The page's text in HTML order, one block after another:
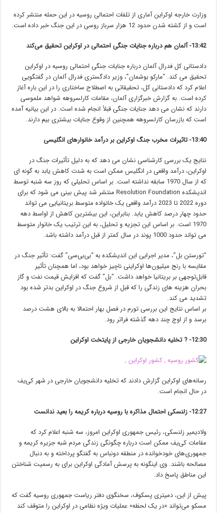
وزارت خارجه اوکراین آماری از تلفات احتمالی روسیه در این حمله منتشر کرده
است و از کشته شدن حدود 12 هزار سرباز روسی در این جنگ خبر داده است.
13:42- آلمان هم درباره جنایات جنگی احتمالی در اوکراین تحقیق می‌کند
دادستانی کل فدرال آلمان درباره جنایات جنگی احتمالی روسیه در اوکراین
تحقیق می کند. “مارکو بوشمان”، وزیر دادگستری فدرال آلمان در گفتگویی
اعلام کرد که دادستانی کل، تحقیقاتی به اصطلاح ساختاری را در این باره آغاز
کرده است. به گزارش خبرگزاری آلمان، مقامات کارلسروهه شواهد ملموسی
دارند که نشان می دهد جنایات جنگی قبلاً انجام شده است. در این بیانیه آمده
است که بازرسان کارلسروهه همچنین از وقوع جنایات بیشتری بیم دارند.‎
13:40- تاثیرات مخرب جنگ اوکراین بر درآمد خانوارهای انگلیسی
نتایج یک بررسی کارشناسی نشان می دهد که به دلیل تأثیرات جنگ در
اوکراین، درآمد واقعی در انگلیس ممکن است به شدت کاهش یابد به گونه ای
که از سال 1970 سابقه نداشته است. بر اساس تحلیلی که روز سه شنبه توسط
اندیشکده Resolution Foundation منتشر شد پیش بینی می شود که برای
دوره 2022 تا 2023 درآمد واقعی یک خانواده متوسط ​​بریتانیایی می تواند
حدود چهار درصد کاهش یابد. بنابراین، این بیشترین کاهش از اواسط دهه
1970 است. بر اساس این تجزیه و تحلیل، به این ترتیب یک خانوار متوسط ​​
می تواند حدود 1000 پوند در سال کمتر از قبل درآمد داشته باشد.
“تورستن بل”، مدیر اجرایی این اندیشکده به “بی‌بی‌سی” گفت: تأثیر جنگ در
مقایسه با رنج میلیون‌ها اوکراینی ناچیز خواهد بود، اما همچنان تأثیر
قابل‌توجهی بر بریتانیا خواهد داشت. “بل” گفت که افزایش قیمت نفت و گاز
بحران هزینه های زندگی را که قبل از شروع جنگ در اوکراین بدتر شده بود
تشدید می کند.
بر اساس نتایج این بررسی تورم در فصل بهار احتمالا به بالای هشت درصد
برسد و از اوج چند دهه گذشته فراتر رود.
12:30-
?تخلیه دانشجویان خارجی از پایتخت اوکراین
رسانه‌های اوکراین گزارش دادند که تخلیه دانشجویان خارجی در شهر کی‌یف
در حال انجام است.
12:27- زلنسکی احتمال مذاکره با روسیه درباره کریمه را بعید ندانست
ولادیمیر زلنسکی، رئیس ‌جمهوری اوکراین امروز، سه شنبه اعلام کرد که
مقامات کی‌یف ممکن است درباره چگونگی زندگی مردم شبه جزیره کریمه و
جمهوری‌های خودخوانده در منطقه دونباس به گفتگو پرداخته و به دنبال
مصالحه باشند. وی اینگونه به پرسش آمادگی اوکراین برای به رسمیت شناختن
این مناطق پاسخ داد.
پیش از این، دمیتری پسکوف، سخنگوی دفتر ریاست جمهوری روسیه گفت که
مسکو می‌تواند «در یک لحظه» عملیات ویژه نظامی در اوکراین را متوقف کند